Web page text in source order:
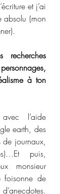
et j’ai
absolu (mon
recherches
à ton
l’aide
earth, des
de journaux,
puis,
monsieur
foisonne de